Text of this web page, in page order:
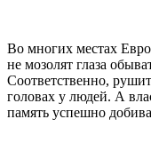
Во многих местах
не мозолят глаза
Соответственно,
головах у людей. А
память успешно